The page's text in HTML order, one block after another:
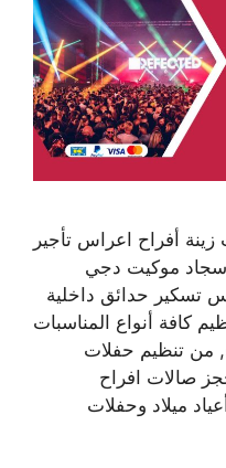
أفراح اعراس تأجير
موكيت دجي
تسكير حدائق داخلية
كافة أنواع المناسبات
من تنظيم حفلات
صالات افراح
ميلاد وحفلات